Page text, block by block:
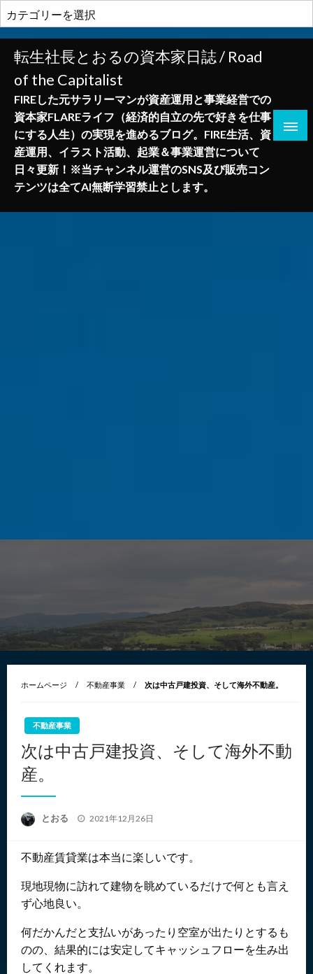
ン
テ
テ
転生社長とおるの資本家日誌 / Road
of the Capitalist
FIREした元サラリーマンが資産運用と事業経営での
資本家FLAREライフ（経済的自立の先で好きを仕事
にする人生）の実現を進めるブログ。FIRE生活、資
産運用、イラスト活動、起業＆事業運営について
日々更新！※当チャンネル運営のSNS及び販売コン
テンツは全てAI無断学習禁止とします。
ホームページ 不動産事業 次は中古戸建投資、そして海外不動産。
不動産事業
次は中古戸建投資、そして海外不動
産。
とおる
投
2021年12月26日
不動産賃貸業は本当に楽しいです。
現地現物に訪れて建物を眺めているだけで何とも言え
ず心地良い。
何だかんだと支払いがあったり空室が出たりとするも
のの、結果的には安定してキャッシュフローを生み出
してくれます。